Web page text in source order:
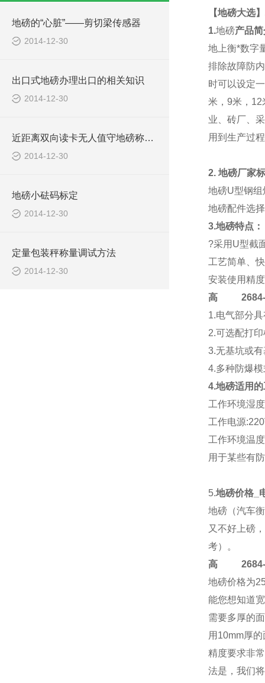
地磅的“心脏”——剪切梁传感器
2014-12-30
出口式地磅办理出口的相关知识
2014-12-30
近距离双向读卡无人值守地磅称重系统报价清单
2014-12-30
地磅小砝码标定
2014-12-30
定量包装秤称量调试方法
2014-12-30
【地磅大选
1.地磅产品
地上衡*数字
排除故障防
时可以设定
米，9米，12
业、砖厂、
用到生产过
2. 地磅厂家
地磅U型钢组
地磅配件选
3.地磅特点：
?采用U型截
工艺简单、
安装使用精
高2684-
1.电气部分
2.可选配打
3.无基坑或
4.多种防爆
4.地磅适用
工作环境湿
工作电源
工作环境温
用于某些有
5.地磅价格_
地磅（汽车
又不好上磅
考）。
高2684-
地磅价格为
能您想知道
需要多厚的
用10mm厚
精度要求非
法是，我们